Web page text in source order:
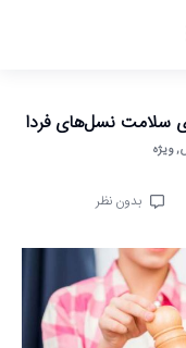
سلامت نسل‌های فردا
,ویژه
بدون نظر